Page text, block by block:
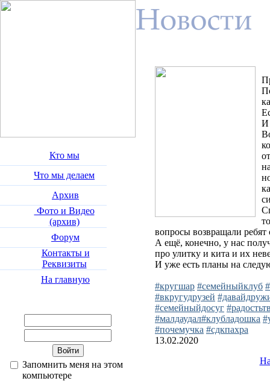
Кто мы
Что мы делаем
Архив
Фото и Видео
(архив)
Форум
Контакты и
Реквизиты
На главную
Запомнить меня на этом
компьютере
И
вопросы возвращали ребят
А ещё, конечно, у нас
про улитку и кита и их
И уже есть планы на
#кругшар #семейныйклуб
#вкругудрузей
#семейныйдосуг
#малдаудал#клубладошка
#почемучка #сдкпахра
13.02.2020